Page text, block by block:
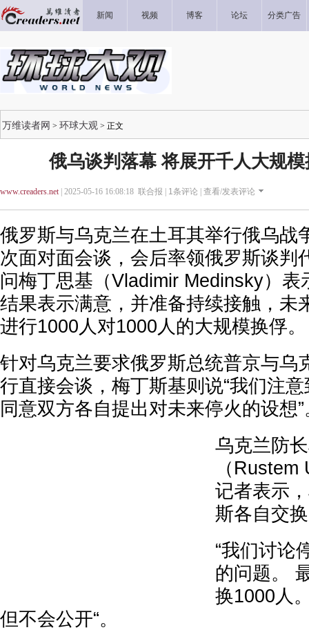
新闻 视频 博客 论坛 分类广告
万维读者网 > 环球大观 > 正文
俄乌谈判落幕 将展开千人大规
www.creaders.net| 2025-05-16 16:08:18 联合报 | 1条评论 | 查看/发表评论
俄罗斯与乌克兰在土耳其举行俄乌战
次面对面会谈，会后率领俄罗斯谈判
问梅丁思基（Vladimir Medinsky）表
结果表示满意，并准备持续接触，未
进行1000人对1000人的大规模换俘。
针对乌克兰要求俄罗斯总统普京与乌
行直接会谈，梅丁斯基则说“我们注意
同意双方各自提出对未来停火的设想”
乌克兰防
（
记者表示
斯各自交
“我们讨论
的问题。
换1000人
但不会公开“。